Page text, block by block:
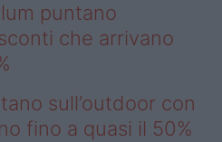
puntano
che arrivano
sull’outdoor con
fino a quasi il 50%